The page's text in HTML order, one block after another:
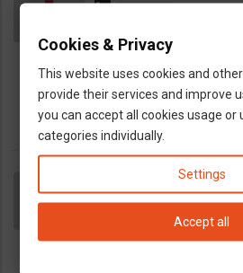
dns
map Köln Odenthal
directions Venloer Strasse 347,
Ehrenfeld
Dr. med. Peter
Reinicke, Köln
Cookies & Privacy
This website uses cookies and
provide their services and improve
you can accept all cookies usage
categories individually.
Settings
Accept all